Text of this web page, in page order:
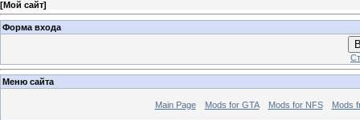
[Мой сайт]
Форма входа
Меню сайта
Main Page Mods for GTA Mods for NFS Mods